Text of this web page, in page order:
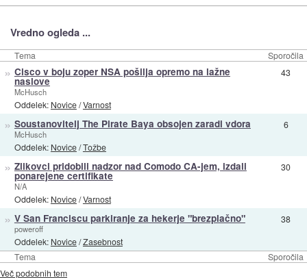
Vredno ogleda ...
Tema Sporočila
Tema Sporočila
» Cisco v boju zoper NSA pošilja opremo na lažne
naslove
McHusch
Oddelek: Novice/Varnost
43
» Soustanovitelj The Pirate Baya obsojen zaradi vdora
McHusch
Oddelek: Novice/Tožbe
6
» Zlikovci pridobili nadzor nad Comodo CA-jem, izdali
ponarejene certifikate
N/A
Oddelek: Novice/Varnost
30
» V San Franciscu parkiranje za hekerje "brezplačno"
poweroff
Oddelek: Novice/Zasebnost
38
Več podobnih tem